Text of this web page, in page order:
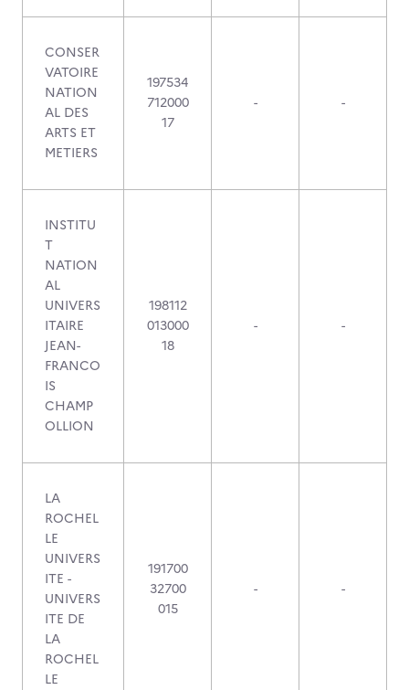
CONSER
VATOIRE
NATION
AL DES
ARTS ET
METIERS
197534
712000
17
- -
INSTITU
T
NATION
AL
UNIVERS
ITAIRE
JEAN-
FRANCO
IS
CHAMP
OLLION
198112
013000
18
- -
LA
ROCHEL
LE
UNIVERS
ITE -
UNIVERS
ITE DE
LA
ROCHEL
LE
191700
32700
015
- -